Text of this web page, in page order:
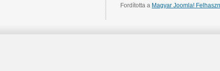
Fordította a Magyar Joomla!